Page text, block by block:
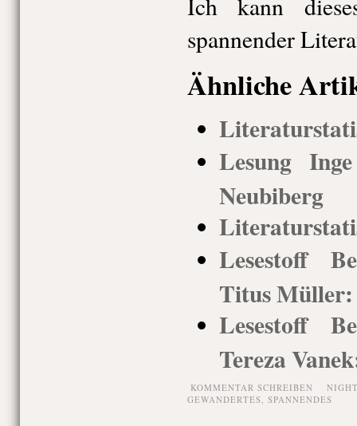
spannender
Ähnliche
Lesung
Neubiberg
Lesestoff
Titus
Lesestoff
Tereza
KOMMENTAR SCHREIBEN
GEWANDERTES, SPANNENDES